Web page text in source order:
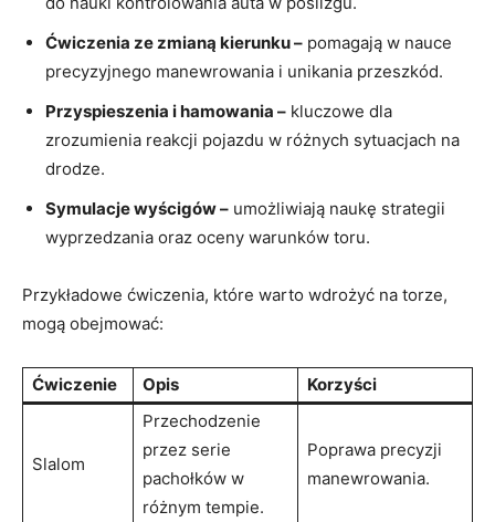
Ćwiczenia ze zmianą kierunku – pomagają w nauce
precyzyjnego manewrowania i unikania przeszkód.
Przyspieszenia i hamowania​ – kluczowe ⁤dla
zrozumienia ‌reakcji pojazdu w różnych sytuacjach na
drodze.
Symulacje wyścigów – umożliwiają naukę⁢ strategii
wyprzedzania oraz oceny warunków toru.
Przykładowe ćwiczenia, które warto wdrożyć ‍na torze,
mogą obejmować:
Ćwiczenie Opis Korzyści
Slalom
Przechodzenie
przez serie
pachołków w
różnym tempie.
Poprawa precyzji
manewrowania.